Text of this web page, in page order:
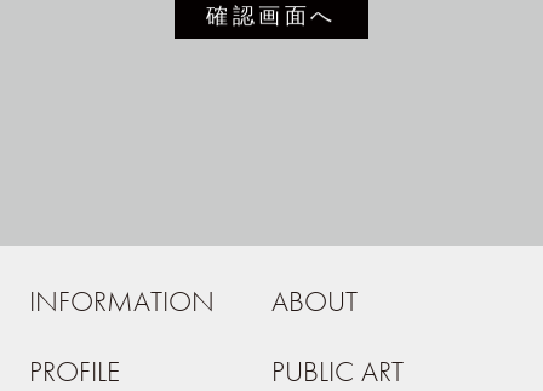
INFORMATION
ABOUT
PROFILE
PUBLIC ART